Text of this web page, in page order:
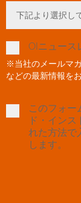
下記より選択し
OIニュース
※当社のメールマ
などの最新情報を
このフォー
ド・イン
れた方法で
します。